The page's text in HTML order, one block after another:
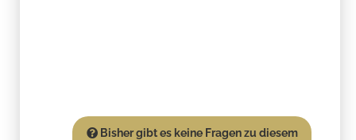
Bisher gibt es keine Fragen zu diesem